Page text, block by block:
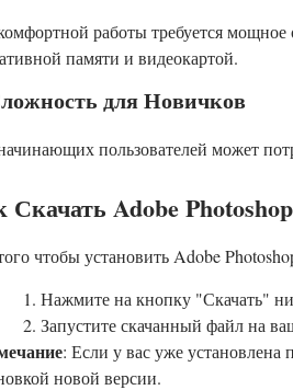
работы требуется мощное
памяти и видеокартой.
для Новичков
пользователей может
Скачать Adobe
чтобы установить Adobe
Нажмите на кнопку "Скачать"
Запустите скачанный файл на
: Если у вас уже установлена
новой версии.